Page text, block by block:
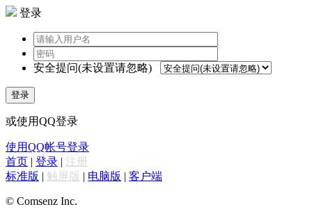
登录
安全提问(未设置请忽略)
登录
或使用QQ登录
使用QQ帐号登录
首页 | 登录 | 注册
标准版 | 触屏版 | 电脑版 | 客户端
© Comsenz Inc.